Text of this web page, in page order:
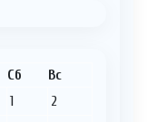
Сб Вс
1
2